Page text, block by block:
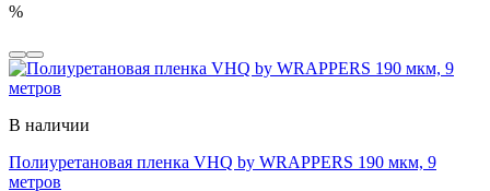
%
В наличии
Полиуретановая пленка VHQ by WRAPPERS 190 мкм, 9
метров